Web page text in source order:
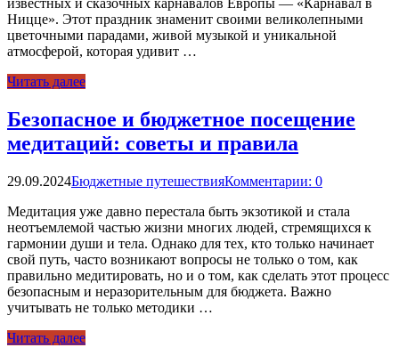
Ницце». Этот праздник знаменит своими великолепными
цветочными парадами, живой музыкой и уникальной
атмосферой, которая удивит …
Читать далее
Безопасное и бюджетное посещение
медитаций: советы и правила
29.09.2024Бюджетные путешествияКомментарии: 0
Медитация уже давно перестала быть экзотикой и стала
неотъемлемой частью жизни многих людей, стремящихся к
гармонии души и тела. Однако для тех, кто только начинает
свой путь, часто возникают вопросы не только о том, как
правильно медитировать, но и о том, как сделать этот процесс
безопасным и неразорительным для бюджета. Важно
учитывать не только методики …
Читать далее